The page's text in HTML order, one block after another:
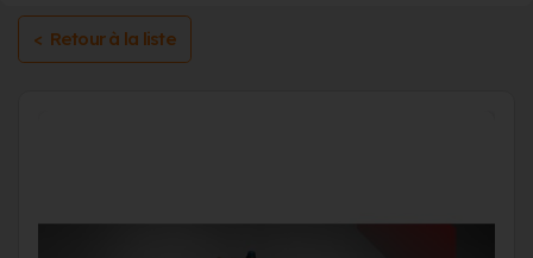
< Retour à la liste